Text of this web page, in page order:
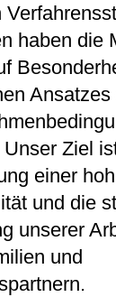
haben die
Ziel
einer
und die
unserer
und